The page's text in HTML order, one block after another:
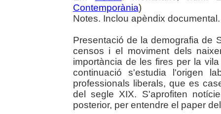
Contemporània)
Notes. Inclou apèndix documental.
Presentació de la demografia de
censos i el moviment dels
importància de les fires per la
continuació s'estudia l'origen
professionals liberals, que es
del segle XIX. S'aprofiten
posterior, per entendre el paper